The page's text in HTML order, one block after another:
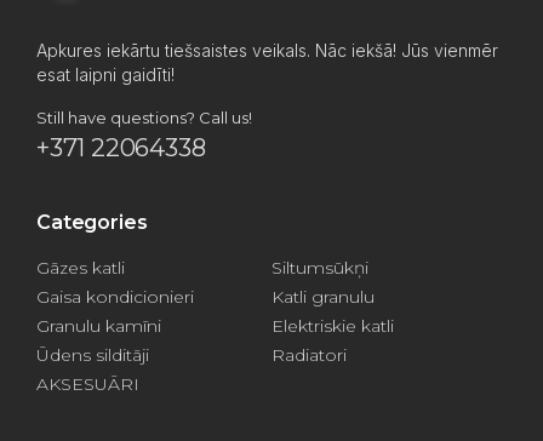
Apkures iekārtu tiešsaistes veikals. Nāc iekšā! Jūs vienmēr
esat laipni gaidīti!
Still have questions? Call us!
+371 22064338
Categories
Gāzes katli
Siltumsūkņi
Gaisa kondicionieri
Katli granulu
Granulu kamīni
Elektriskie katli
Ūdens silditāji
Radiatori
AKSESUĀRI